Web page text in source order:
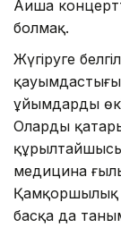
Аиша
болмақ.
Жүгіруге
ұйымдардың
Олардың
медицина
Қамқоршылық
басқа да